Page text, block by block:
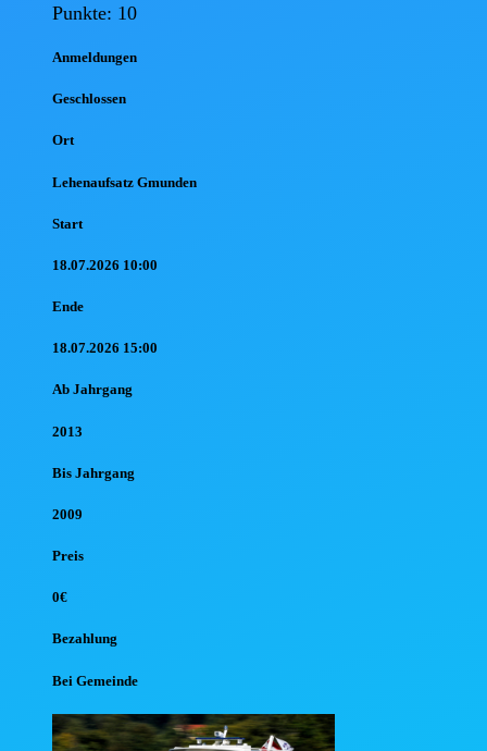
Punkte: 10
Anmeldungen
Geschlossen
Ort
Lehenaufsatz Gmunden
Start
18.07.2026 10:00
Ende
18.07.2026 15:00
Ab Jahrgang
2013
Bis Jahrgang
2009
Preis
0€
Bezahlung
Bei Gemeinde